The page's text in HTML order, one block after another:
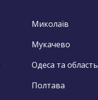
Миколаїв
Мукачево
Одеса та область
Полтава